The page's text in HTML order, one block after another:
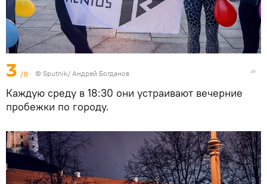
3 /8 © Sputnik/ Андрей Богданов
Каждую среду в 18:30 они устраивают вечерние
пробежки по городу.